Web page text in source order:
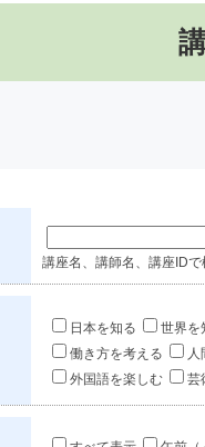
講座名、講師名、講座IDで
日本を知る
世界を
働き方を考える
人
外国語を楽しむ
芸